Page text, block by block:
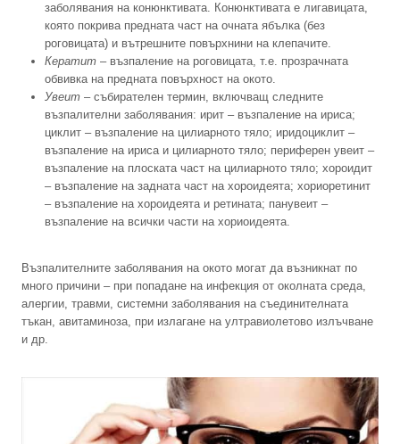
заболявания на конюнктивата. Конюнктивата е лигавицата,
която покрива предната част на очната ябълка (без
роговицата) и вътрешните повърхнини на клепачите.
Кератит – възпаление на роговицата, т.е. прозрачната
обвивка на предната повърхност на окото.
Увеит – събирателен термин, включващ следните
възпалителни заболявания: ирит – възпаление на ириса;
циклит – възпаление на цилиарното тяло; иридоциклит –
възпаление на ириса и цилиарното тяло; периферен увеит –
възпаление на плоската част на цилиарното тяло; хороидит
– възпаление на задната част на хороидеята; хориоретинит
– възпаление на хороидеята и ретината; панувеит –
възпаление на всички части на хориоидеята.
Възпалителните заболявания на окото могат да възникнат по
много причини – при попадане на инфекция от околната среда,
алергии, травми, системни заболявания на съединителната
тъкан, авитаминоза, при излагане на ултравиолетово излъчване
и др.